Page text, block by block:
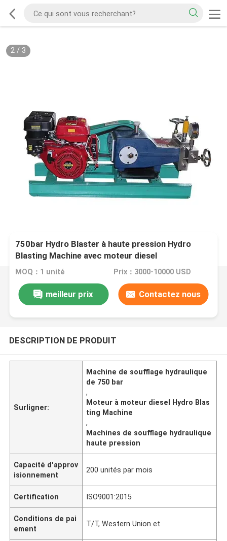
2/ 3
750bar Hydro Blaster à haute pression Hydro
Blasting Machine avec moteur diesel
MOQ：1 unité Prix：3000-10000 USD
meilleur prix Contactez nous
DESCRIPTION DE PRODUIT
Surligner:
Machine de soufflage hydraulique
de 750 bar
,
Moteur à moteur diesel Hydro Blas
ting Machine
,
Machines de soufflage hydraulique
haute pression
Capacité d'approv
isionnement
200 unités par mois
Certification ISO9001:2015
Conditions de pai
ement
T/T, Western Union et